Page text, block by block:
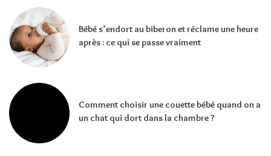
Bébé s’endort au biberon et réclame une heure
après : ce qui se passe vraiment
Comment choisir une couette bébé quand on a
un chat qui dort dans la chambre ?